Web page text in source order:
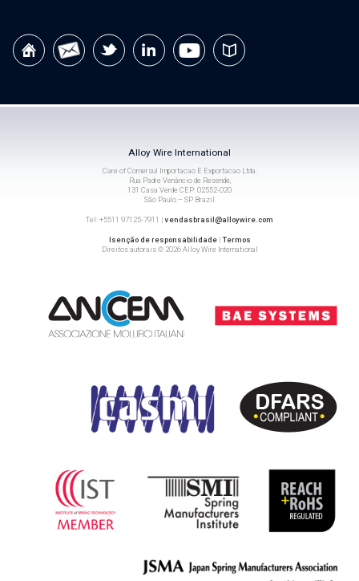
Alloy Wire International
Care of Comersul Importacao E Exportacao Ltda.
Rua Padre Venâncio de Resende,
131 Casa Verde CEP: 02552-020
São Paulo – SP Brazil
Tel: +5511 97125-7911 |vendasbrasil@alloywire.com
Isenção de responsabilidade|Termos
Direitos autorais © 2026 Alloy Wire International